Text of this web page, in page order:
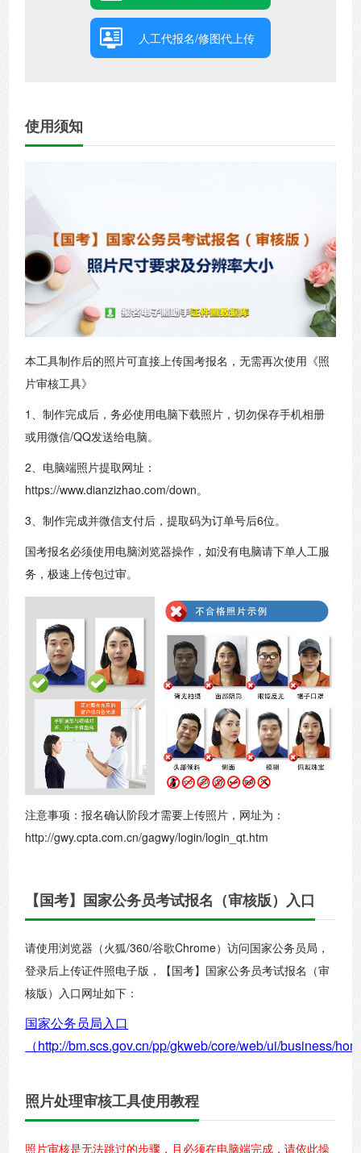
人工代报名/修图代上传
使用须知
本工具制作后的照片可直接上传国考报名，无需再次使用《照
片审核工具》
1、制作完成后，务必使用电脑下载照片，切勿保存手机相册
或用微信/QQ发送给电脑。
2、电脑端照片提取网址：
https://www.dianzizhao.com/down。
3、制作完成并微信支付后，提取码为订单号后6位。
国考报名必须使用电脑浏览器操作，如没有电脑请下单人工服
务，极速上传包过审。
注意事项：报名确认阶段才需要上传照片，网址为：
http://gwy.cpta.com.cn/gagwy/login/login_qt.htm
【国考】国家公务员考试报名（审核版）入口
请使用浏览器（火狐/360/谷歌Chrome）访问国家公务员局，
登录后上传证件照电子版，【国考】国家公务员考试报名（审
核版）入口网址如下：
国家公务员局入口
（http://bm.scs.gov.cn/pp/gkweb/core/web/ui/business/
照片处理审核工具使用教程
照片审核是无法跳过的步骤，且必须在电脑端完成，请依此操